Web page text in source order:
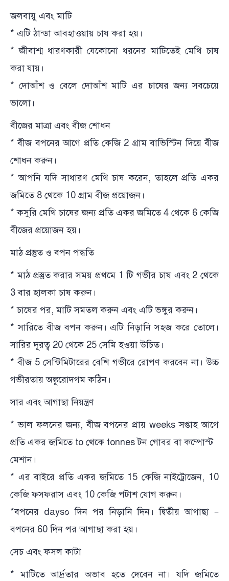
জলবায়ু এবং মাটি
* এটি ঠান্ডা আবহাওয়ায় চাষ করা হয়।
* জীবাশ্ম ধারণকারী যেকোনো ধরনের মাটিতেই মেথি চাষ
করা যায়।
* দোআঁশ ও বেলে দোআঁশ মাটি এর চাষের জন্য সবচেয়ে
ভালো।
বীজের মাত্রা এবং বীজ শোধন
* বীজ বপনের আগে প্রতি কেজি 2 গ্রাম বাভিস্টিন দিয়ে বীজ
শোধন করুন।
* আপনি যদি সাধারণ মেথি চাষ করেন, তাহলে প্রতি একর
জমিতে 8 থেকে 10 গ্রাম বীজ প্রয়োজন।
* কসুরি মেথি চাষের জন্য প্রতি একর জমিতে 4 থেকে 6 কেজি
বীজের প্রয়োজন হয়।
মাঠ প্রস্তুত ও বপন পদ্ধতি
* মাঠ প্রস্তুত করার সময় প্রথমে 1 টি গভীর চাষ এবং 2 থেকে
3 বার হালকা চাষ করুন।
* চাষের পর, মাটি সমতল করুন এবং এটি ভঙ্গুর করুন।
* সারিতে বীজ বপন করুন। এটি নিড়ানি সহজ করে তোলে।
সারির দূরত্ব 20 থেকে 25 সেমি হওয়া উচিত।
* বীজ 5 সেন্টিমিটারের বেশি গভীরে রোপণ করবেন না। উচ্চ
গভীরতায় অঙ্কুরোদগম কঠিন।
সার এবং আগাছা নিয়ন্ত্রণ
* ভাল ফলনের জন্য, বীজ বপনের প্রায় weeks সপ্তাহ আগে
প্রতি একর জমিতে to থেকে tonnes টন গোবর বা কম্পোস্ট
মেশান।
* এর বাইরে প্রতি একর জমিতে 15 কেজি নাইট্রোজেন, 10
কেজি ফসফরাস এবং 10 কেজি পটাশ যোগ করুন।
*বপনের days০ দিন পর নিড়ানি দিন। দ্বিতীয় আগাছা –
বপনের 60 দিন পর আগাছা করা হয়।
সেচ এবং ফসল কাটা
* মাটিতে আর্দ্রতার অভাব হতে দেবেন না। যদি জমিতে